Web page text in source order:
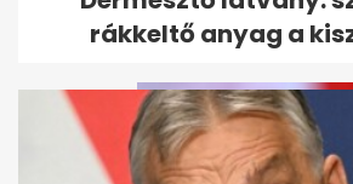
áll
rákkeltő anyag a